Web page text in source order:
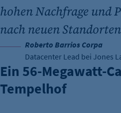
hohen Nachfrage und
nach neuen
Roberto Barrios Corpa
Datacenter Lead bei Jones
Ein 56-Megawatt-
Tempelhof